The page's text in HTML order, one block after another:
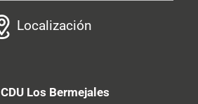
Localización
CDU Los Bermejales